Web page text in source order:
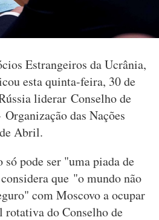
Estrangeiros da Ucrânia,
esta quinta-feira, 30 de
liderar Conselho de
das Nações
Abril.
só pode ser "uma piada de
que "o mundo não
com Moscovo a ocupar
rotativa do Conselho de